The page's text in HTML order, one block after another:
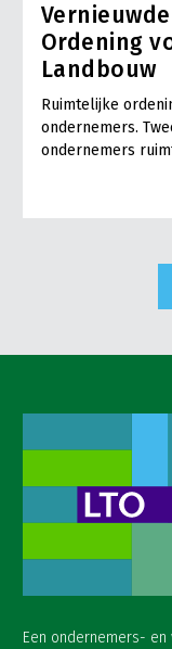
Ordening
Landbouw
Ruimtelijke
ondernemers.
ondernemers
Een ondernemers-